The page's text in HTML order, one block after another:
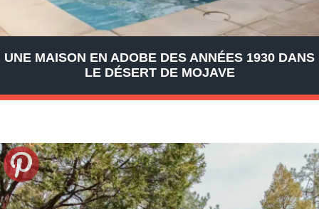
UNE MAISON EN ADOBE DES ANNÉES 1930 DANS
LE DÉSERT DE MOJAVE